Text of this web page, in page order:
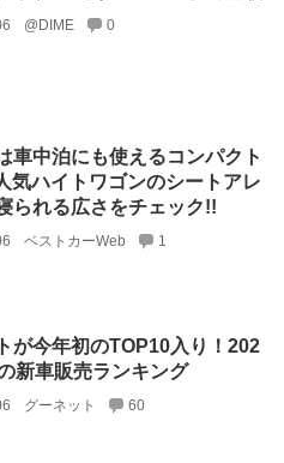
@DIME 0
車中泊にも使えるコンパクト
ハイトワゴンのシートアレ
られる広さをチェック!!
ベストカーWeb 1
が今年初のTOP10入り！202
新車販売ランキング
グーネット 60